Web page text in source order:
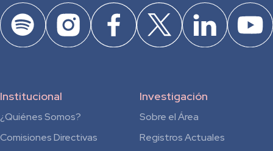
Institucional
¿Quiénes Somos?
Comisiones Directivas
Investigación
Sobre el Área
Registros Actuales